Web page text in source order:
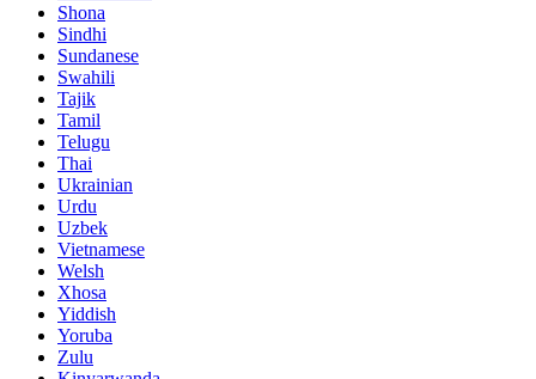
Shona
Sindhi
Sundanese
Swahili
Tajik
Tamil
Telugu
Thai
Ukrainian
Urdu
Uzbek
Vietnamese
Welsh
Xhosa
Yiddish
Yoruba
Zulu